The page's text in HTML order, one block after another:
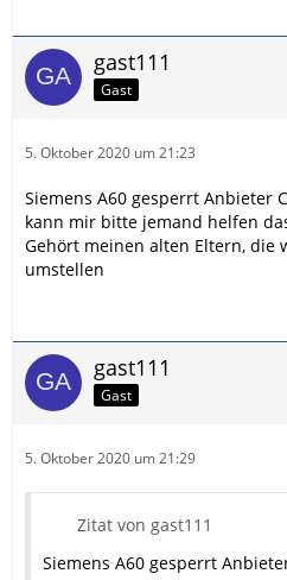
gast111
Gast
5. Oktober 2020 um 21:23
Siemens A60 gesperrt Anbieter
kann mir bitte jemand helfen
Gehört meinen alten Eltern, die
umstellen
gast111
Gast
5. Oktober 2020 um 21:29
Zitat von gast111
Siemens A60 gesperrt